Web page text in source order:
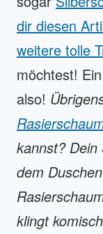
dir diesen
weitere tolle
möchtest!
also!
kannst? Dein
dem
klingt